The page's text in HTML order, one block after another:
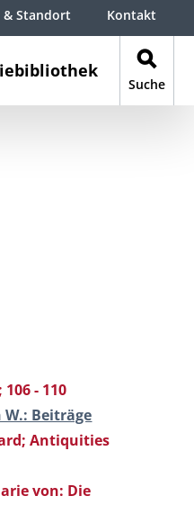
Suche
Standort Kontakt
- 110
Beiträge
Antiquities
von: Die